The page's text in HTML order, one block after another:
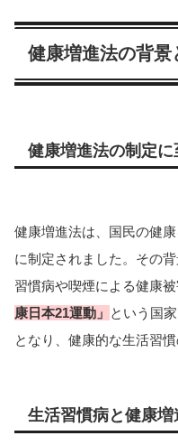
健康増進法の背景
健康増進法の制定
健康増進法は、国民の健
に制定されました。その
習慣病や喫煙による健康
康日本21運動」 という国
となり、健康的な生活習
生活習慣病と健康増